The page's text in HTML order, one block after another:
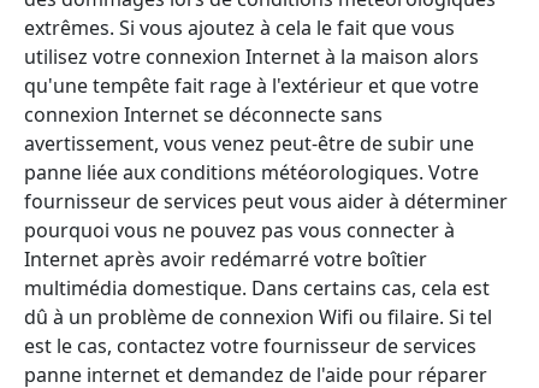
extrêmes. Si vous ajoutez à cela le fait que vous
utilisez votre connexion Internet à la maison alors
qu'une tempête fait rage à l'extérieur et que votre
connexion Internet se déconnecte sans
avertissement, vous venez peut-être de subir une
panne liée aux conditions météorologiques. Votre
fournisseur de services peut vous aider à déterminer
pourquoi vous ne pouvez pas vous connecter à
Internet après avoir redémarré votre boîtier
multimédia domestique. Dans certains cas, cela est
dû à un problème de connexion Wifi ou filaire. Si tel
est le cas, contactez votre fournisseur de services
panne internet et demandez de l'aide pour réparer